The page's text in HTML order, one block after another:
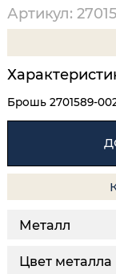
Артикул:
Брошь 2701589-
Металл
Цвет металла